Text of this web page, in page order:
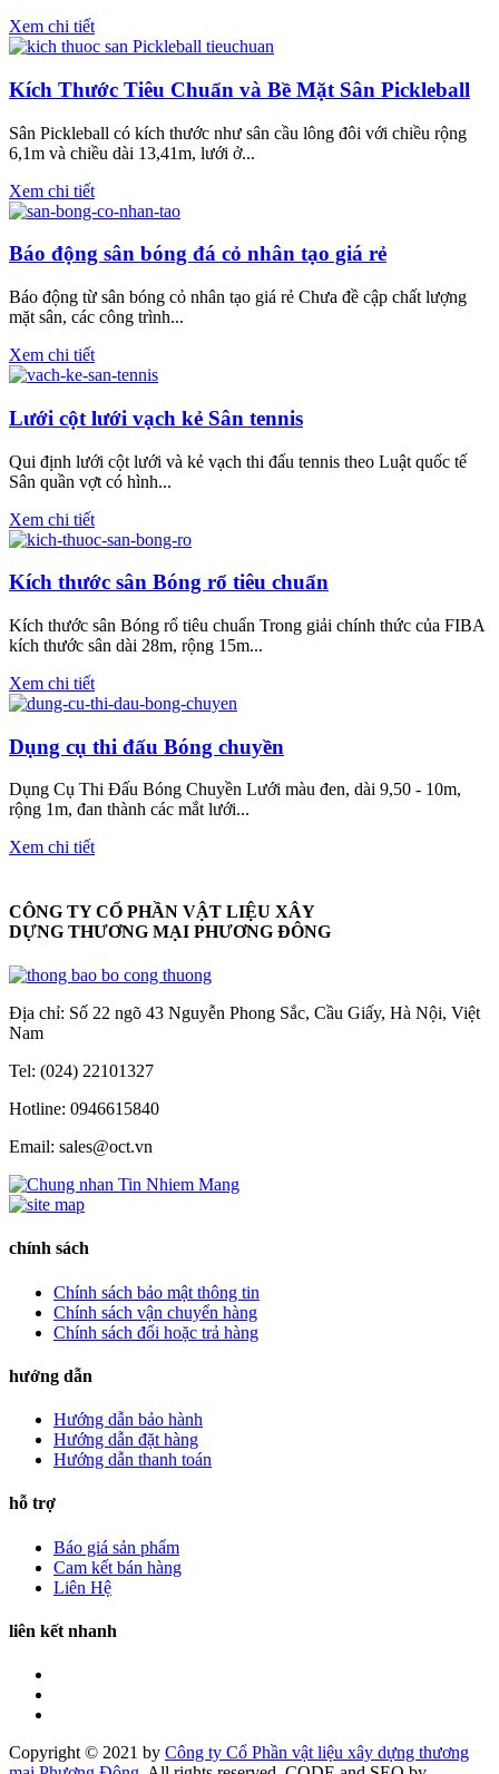
Xem chi tiết
Kích Thước Tiêu Chuẩn và Bề Mặt Sân Pickleball
Sân Pickleball có kích thước như sân cầu lông đôi với chiều rộng
6,1m và chiều dài 13,41m, lưới ở...
Xem chi tiết
Báo động sân bóng đá cỏ nhân tạo giá rẻ
Báo động từ sân bóng cỏ nhân tạo giá rẻ Chưa đề cập chất lượng
mặt sân, các công trình...
Xem chi tiết
Lưới cột lưới vạch kẻ Sân tennis
Qui định lưới cột lưới và kẻ vạch thi đấu tennis theo Luật quốc tế
Sân quần vợt có hình...
Xem chi tiết
Kích thước sân Bóng rổ tiêu chuẩn
Kích thước sân Bóng rổ tiêu chuẩn Trong giải chính thức của FIBA
kích thước sân dài 28m, rộng 15m...
Xem chi tiết
Dụng cụ thi đấu Bóng chuyền
Dụng Cụ Thi Đấu Bóng Chuyền Lưới màu đen, dài 9,50 - 10m,
rộng 1m, đan thành các mắt lưới...
Xem chi tiết
CÔNG TY CỔ PHẦN VẬT LIỆU XÂY
DỰNG THƯƠNG MẠI PHƯƠNG ĐÔNG
Địa chỉ: Số 22 ngõ 43 Nguyễn Phong Sắc, Cầu Giấy, Hà Nội, Việt
Nam
Tel: (024) 22101327
Hotline: 0946615840
Email: sales@oct.vn
chính sách
Chính sách bảo mật thông tin
Chính sách vận chuyển hàng
Chính sách đổi hoặc trả hàng
hướng dẫn
Hướng dẫn bảo hành
Hướng dẫn đặt hàng
Hướng dẫn thanh toán
hỗ trợ
Báo giá sản phẩm
Cam kết bán hàng
Liên Hệ
liên kết nhanh
Copyright © 2021 by Công ty Cổ Phần vật liệu xây dựng thương